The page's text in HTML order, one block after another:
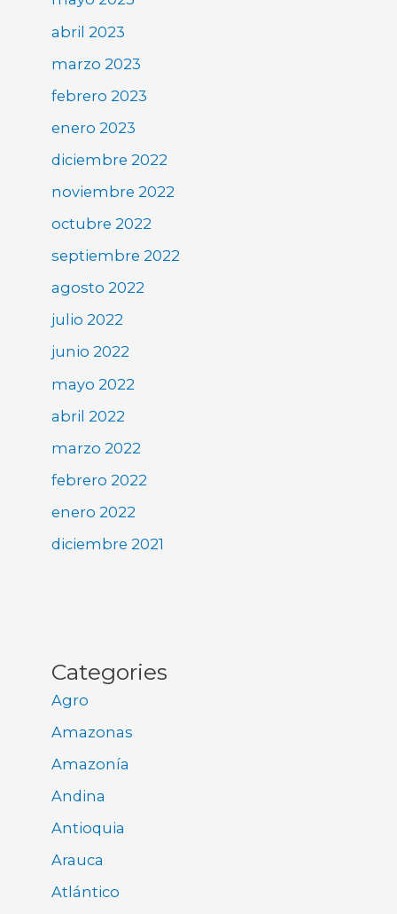
abril 2023
marzo 2023
febrero 2023
enero 2023
diciembre 2022
noviembre 2022
octubre 2022
septiembre 2022
agosto 2022
julio 2022
junio 2022
mayo 2022
abril 2022
marzo 2022
febrero 2022
enero 2022
diciembre 2021
Categories
Agro
Amazonas
Amazonía
Andina
Antioquia
Arauca
Atlántico